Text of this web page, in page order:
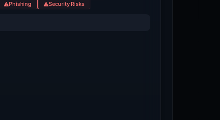
Phishing Security Risks